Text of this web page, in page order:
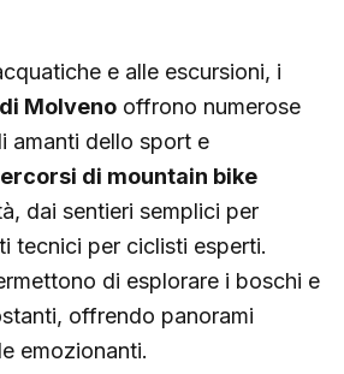
e alle escursioni, i
Molveno offrono numerose
amanti dello sport e
di mountain bike
dai sentieri semplici per
tecnici per ciclisti esperti.
di esplorare i boschi e
offrendo panorami
emozionanti.